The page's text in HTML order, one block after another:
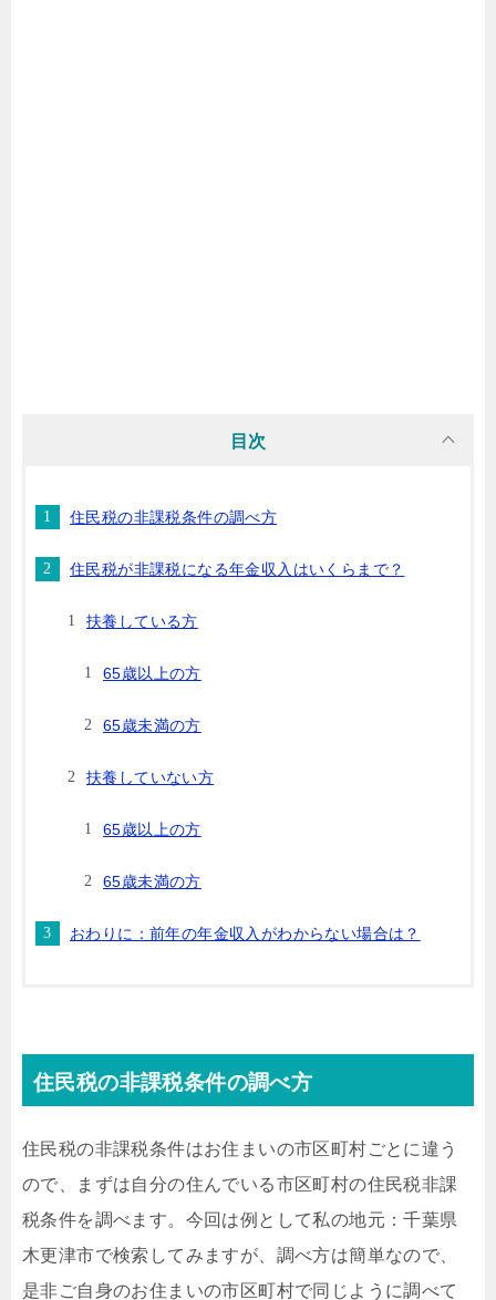
目次
住民税の非課税条件の調べ方
住民税が非課税になる年金収入はいくらまで？
扶養している方
65歳以上の方
65歳未満の方
扶養していない方
65歳以上の方
65歳未満の方
おわりに：前年の年金収入がわからない場合は？
住民税の非課税条件の調べ方
住民税の非課税条件はお住まいの市区町村ごとに違う
ので、まずは自分の住んでいる市区町村の住民税非課
税条件を調べます。今回は例として私の地元：千葉県
木更津市で検索してみますが、調べ方は簡単なので、
是非ご自身のお住まいの市区町村で同じように調べて